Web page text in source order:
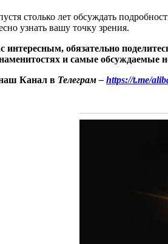
столько лет обсуждать
узнать вашу точку зрения.
интересным, обязательно
и самые обсуждаемые
Канал в Телеграм – https://t.me/